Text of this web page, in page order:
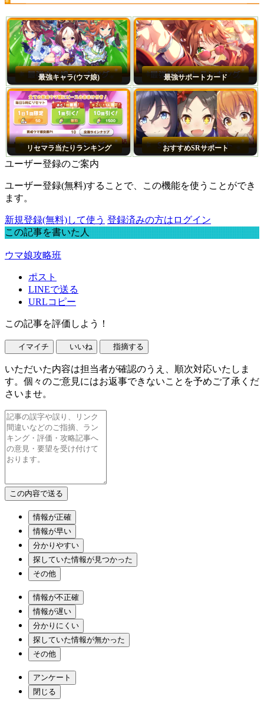
最強キャラ(ウマ娘) 最強サポートカード
リセマラ当たりランキング おすすめSRサポート
ユーザー登録のご案内
ユーザー登録(無料)することで、この機能を使うことができ
ます。
新規登録(無料)して使う 登録済みの方はログイン
この記事を書いた人
ウマ娘攻略班
ポスト
LINEで送る
URLコピー
この記事を評価しよう！
イマイチ いいね 指摘する
いただいた内容は担当者が確認のうえ、順次対応いたしま
す。個々のご意見にはお返事できないことを予めご了承くだ
さいませ。
情報が正確
情報が早い
分かりやすい
探していた情報が見つかった
その他
情報が不正確
情報が遅い
分かりにくい
探していた情報が無かった
その他
アンケート
閉じる